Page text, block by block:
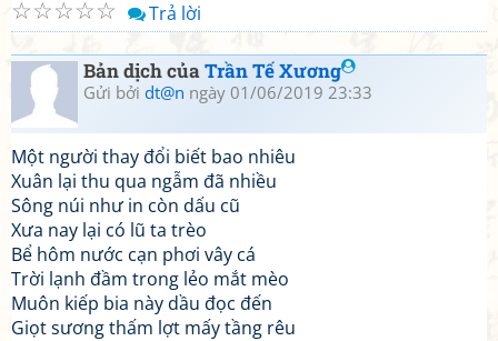
☆
☆
☆
☆
☆ Trả lời
Bản dịch củaTrần Tế Xương
Gửi bởi dt@n ngày 01/06/2019 23:33
Một người thay đổi biết bao nhiêu
Xuân lại thu qua ngẫm đã nhiều
Sông núi như in còn dấu cũ
Xưa nay lại có lũ ta trèo
Bể hôm nước cạn phơi vây cá
Trời lạnh đầm trong lẻo mắt mèo
Muôn kiếp bia này dầu đọc đến
Giọt sương thấm lợt mấy tầng rêu